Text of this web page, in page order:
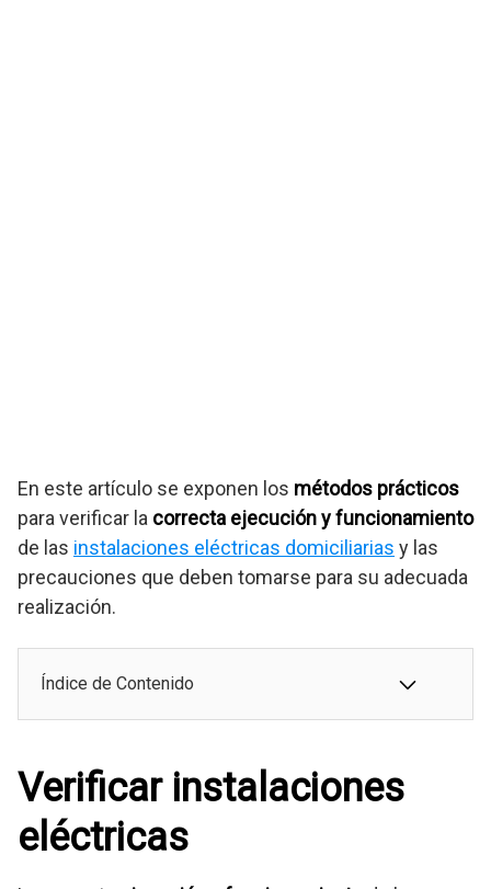
En este artículo se exponen los métodos prácticos
para verificar la correcta ejecución y funcionamiento
de las instalaciones eléctricas domiciliarias y las
precauciones que deben tomarse para su adecuada
realización.
Índice de Contenido
Verificar instalaciones
eléctricas